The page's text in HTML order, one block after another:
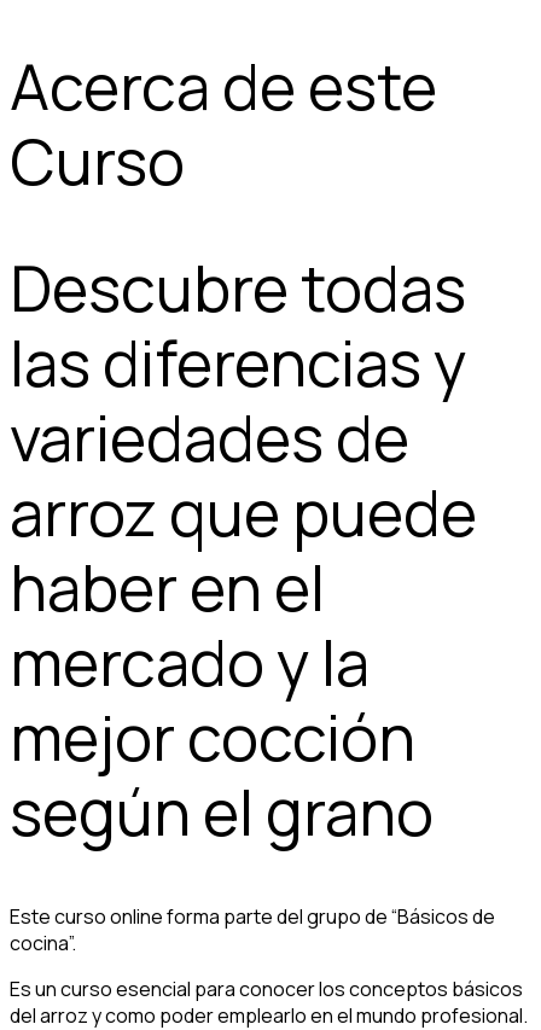
Acerca de este
Curso
Descubre todas
las diferencias y
variedades de
arroz que puede
haber en el
mercado y la
mejor cocción
según el grano
Este curso online forma parte del grupo de “Básicos de
cocina”.
Es un curso esencial para conocer los conceptos básicos
del arroz y como poder emplearlo en el mundo profesional.